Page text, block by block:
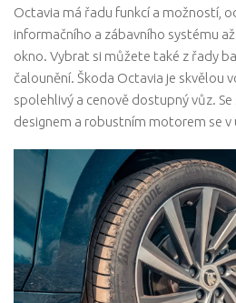
Octavia má řadu funkcí a možností,
informačního a zábavního systému
okno. Vybrat si můžete také z řady
čalounění. Škoda Octavia je skvělou
spolehlivý a cenově dostupný vůz.
designem a robustním motorem se v